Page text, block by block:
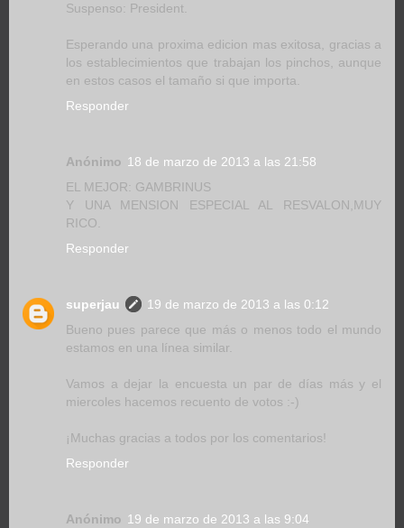
Suspenso: President.
Esperando una proxima edicion mas exitosa, gracias a
los establecimientos que trabajan los pinchos, aunque
en estos casos el tamaño si que importa.
Responder
Anónimo 18 de marzo de 2013 a las 21:58
EL MEJOR: GAMBRINUS
Y UNA MENSION ESPECIAL AL RESVALON,MUY
RICO.
Responder
superjau
19 de marzo de 2013 a las 0:12
Bueno pues parece que más o menos todo el mundo
estamos en una línea similar.
Vamos a dejar la encuesta un par de días más y el
miercoles hacemos recuento de votos :-)
¡Muchas gracias a todos por los comentarios!
Responder
Anónimo 19 de marzo de 2013 a las 9:04